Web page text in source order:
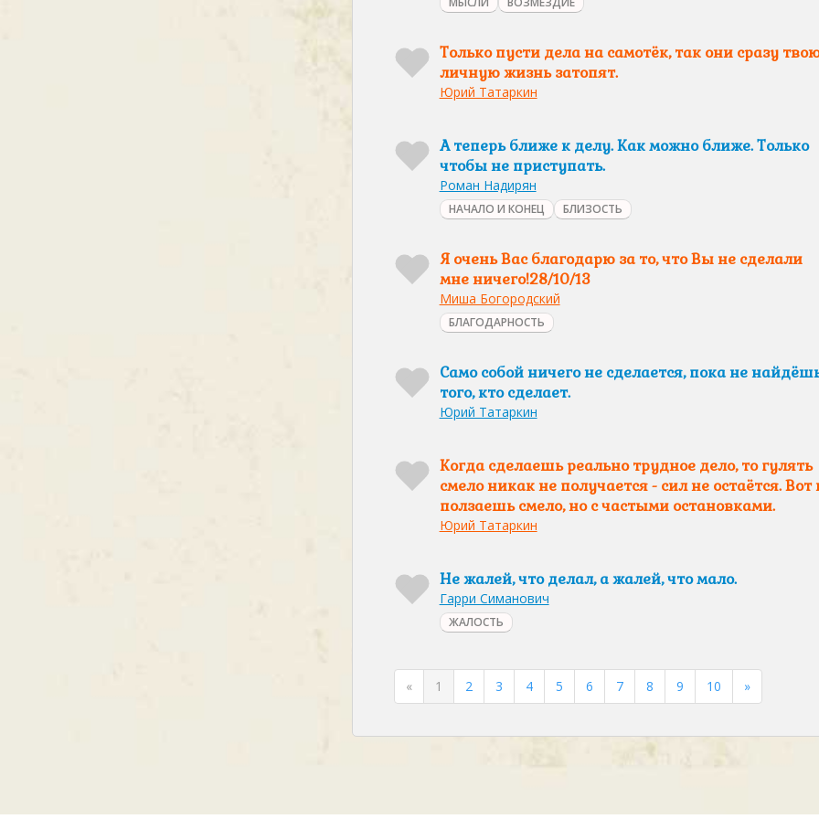
Только пусти дела на самотёк, так они сразу
личную жизнь затопят.
Юрий Татаркин
А теперь ближе к делу. Как можно ближе. Только
чтобы не приступать.
Роман Надирян
НАЧАЛО И КОНЕЦ БЛИЗОСТЬ
Я очень Вас благодарю за то, что Вы не сделали
мне ничего!28/10/13
Миша Богородский
БЛАГОДАРНОСТЬ
Само собой ничего не сделается, пока не
того, кто сделает.
Юрий Татаркин
Когда сделаешь реально трудное дело, то гулять
смело никак не получается - сил не остаётся. Вот
ползаешь смело, но с частыми остановками.
Юрий Татаркин
Не жалей, что делал, а жалей, что мало.
Гарри Симанович
ЖАЛОСТЬ
« 1 2 3 4 5 6 7 8 9 10 »